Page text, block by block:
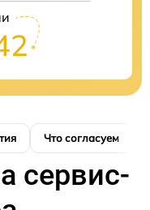
Что согласуем
сервис-